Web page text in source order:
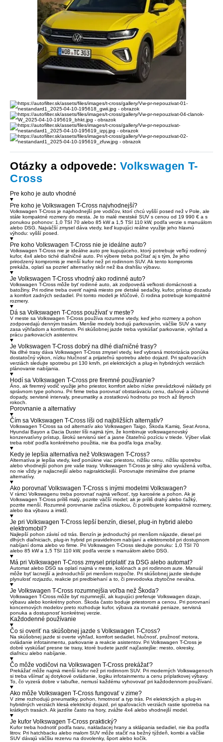
Otázky a odpovede:Volkswagen T-
Cross
Pre koho je auto vhodné
Pre koho je Volkswagen T-Cross najvhodnejší?
Volkswagen T-Cross je najvhodnejší pre vodičov, ktorí chcú vyšší posed než v Pole, ale
stále kompaktné rozmery do mesta. Je to malé mestské SUV s cenou od 19 990 € a s
ponukou pohonov: 1,0 TSI 70 alebo 85 kW a 1,5 TSI 110 kW, podľa verzie s manuálom
alebo DSG. Najväčší zmysel dáva vtedy, keď kupujúci reálne využije jeho hlavnú
výhodu: vyšší posed.
Pre koho Volkswagen T-Cross nie je ideálne auto?
Volkswagen T-Cross nie je ideálne auto pre kupujúceho, ktorý potrebuje veľký rodinný
kufor, 4x4 alebo tiché diaľničné auto. Pri výbere treba počítať aj s tým, že jeho
prirodzený kompromis je menší kufor než pri rodinnom SUV. Ak tento kompromis
prekáža, oplatí sa pozrieť alternatívy skôr než iba drahšiu výbavu.
Je Volkswagen T-Cross vhodný ako rodinné auto?
Volkswagen T-Cross môže byť rodinné auto, ak zodpovedá veľkosti domácnosti a
batožiny. Pri rodine treba overiť najmä miesto pre detské sedačky, kufor, prístup dozadu
a komfort zadných sedadiel. Pri tomto modeli je kľúčové, či rodina potrebuje kompaktné
rozmery.
Dá sa Volkswagen T-Cross používať v meste?
V meste sa Volkswagen T-Cross používa rozumne vtedy, keď jeho rozmery a pohon
zodpovedajú denným trasám. Menšie modely bodujú parkovaním, väčšie SUV a vany
zasa výhľadom a komfortom. Pri skúšobnej jazde treba vyskúšať parkovanie, výhľad a
prácu parkovacích asistentov.
Je Volkswagen T-Cross dobrý na dlhé diaľničné trasy?
Na dlhé trasy dáva Volkswagen T-Cross zmysel vtedy, keď vybraná motorizácia ponúka
dostatočný výkon, nízku hlučnosť a prijateľnú spotrebu alebo dojazd. Pri spaľovacích
verziách sledujte spotrebu pri 130 km/h, pri elektrických a plug-in hybridných verziách
plánovanie nabíjania.
Hodí sa Volkswagen T-Cross pre firemné používanie?
Áno, ak firemný vodič využije jeho priestor, komfort alebo nízke prevádzkové náklady pri
správnom type pohonu. Pri firme treba porovnať obstarávaciu cenu, daňové a účtovné
dopady, servisné intervaly, pneumatiky a zostatkovú hodnotu po troch až štyroch
rokoch.
Porovnanie a alternatívy
Čím sa Volkswagen T-Cross líši od najbližších alternatív?
Volkswagen T-Cross sa od alternatív ako Volkswagen Taigo, Škoda Kamiq, Seat Arona,
Hyundai Bayon a Dacia Duster líši najmä tým, že kombinuje volkswagenovský
konzervatívny prístup, širokú servisnú sieť a jasne čitateľnú pozíciu v triede. Výber však
treba robiť podľa konkrétneho použitia, nie iba podľa loga značky.
Kedy je lepšia alternatíva než Volkswagen T-Cross?
Alternatíva je lepšia vtedy, keď ponúkne viac priestoru, nižšiu cenu, nižšiu spotrebu
alebo vhodnejší pohon pre vaše trasy. Volkswagen T-Cross je silný ako vyvážená voľba,
no nie vždy je najlacnejší alebo najpraktickejší. Porovnajte minimálne dve priame
alternatívy.
Ako porovnať Volkswagen T-Cross s inými modelmi Volkswagen?
V rámci Volkswagenu treba porovnať najmä veľkosť, typ karosérie a pohon. Ak je
Volkswagen T-Cross príliš malý, pozrite väčší model; ak je príliš drahý alebo ťažký,
pozrite menší. Rozumné porovnanie začína otázkou, či potrebujete kompaktné rozmery,
alebo iba výbavu a imidž.
Je pri Volkswagen T-Cross lepší benzín, diesel, plug-in hybrid alebo
elektromobil?
Najlepší pohon závisí od trás. Benzín je jednoduchý pri menšom nájazde, diesel pri
dlhých diaľniciach, plug-in hybrid pri pravidelnom nabíjaní a elektromobil pri dostupnom
nabíjaní doma alebo vo firme. Pri Volkswagen T-Cross sledujte ponuku: 1,0 TSI 70
alebo 85 kW a 1,5 TSI 110 kW, podľa verzie s manuálom alebo DSG.
Má pri Volkswagen T-Cross zmysel priplatiť za DSG alebo automat?
Automat alebo DSG sa oplatí najmä v meste, kolónach a pri rodinnom aute. Manuál
môže byť lacnejší a jednoduchší pri menšom rozpočte. Pri skúšobnej jazde sledujte
plynulosť rozjazdu, reakcie pri predbiehaní a to, či prevodovka zbytočne neváha.
Je Volkswagen T-Cross rozumnejšia voľba než Škoda?
Volkswagen T-Cross môže byť rozumnejší, ak kupujúci preferuje Volkswagen dizajn,
výbavu alebo konkrétny pohon. Škoda často boduje priestorom a cenou. Pri porovnaní
koncernových modelov preto rozhoduje kufor, výbava za rovnaké peniaze, servisná
ponuka a dostupnosť konkrétnej verzie.
Každodenné používanie
Čo si overiť na skúšobnej jazde s Volkswagen T-Cross?
Na skúšobnej jazde si overte výhľad, komfort sedadiel, hlučnosť, pružnosť motora,
ovládanie infotainmentu, parkovanie a reakcie asistentov. Pri Volkswagen T-Cross je
dobré vyskúšať presne tie trasy, ktoré budete jazdiť najčastejšie: mesto, okresky,
diaľnicu alebo nabíjanie.
Čo môže vodičovi na Volkswagen T-Cross prekážať?
Prekážať môže najmä menší kufor než pri rodinnom SUV. Pri moderných Volkswagenoch
si treba všímať aj dotykové ovládanie, logiku infotainmentu a cenu príplatkovej výbavy.
To, čo vyzerá dobre v tabuľke, nemusí každému vyhovovať pri každodennom používaní.
Ako môže Volkswagen T-Cross fungovať v zime?
V zime rozhodujú pneumatiky, pohon, hmotnosť a typ trás. Pri elektrických a plug-in
hybridných verziách klesá elektrický dojazd, pri spaľovacích verziách rastie spotreba na
krátkych trasách. Ak jazdíte často na hory, zvážte 4x4 alebo vhodnejší model.
Je kufor Volkswagen T-Cross praktický?
Kufor treba hodnotiť podľa tvaru, nakladacej hrany a sklápania sedadiel, nie iba podľa
litrov. Pri hatchbacku alebo malom SUV môže stačiť na bežný týždeň, kombi a väčšie
SUV dávajú väčšiu rezervu na dovolenky, šport alebo kočík.